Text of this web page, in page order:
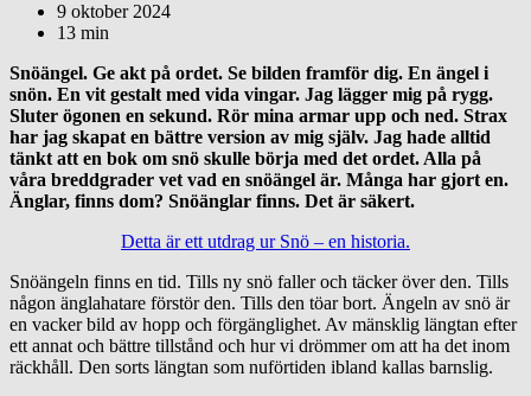
9 oktober 2024
13 min
Snöängel. Ge akt på ordet. Se bilden framför dig. En ängel i
snön. En vit gestalt med vida vingar. Jag lägger mig på rygg.
Sluter ögonen en sekund. Rör mina armar upp och ned. Strax
har jag skapat en bättre version av mig själv. Jag hade alltid
tänkt att en bok om snö skulle börja med det ordet. Alla på
våra breddgrader vet vad en snöängel är. Många har gjort en.
Änglar, finns dom? Snöänglar finns. Det är säkert.
Detta är ett utdrag ur Snö – en historia.
Snöängeln finns en tid. Tills ny snö faller och täcker över den. Tills
någon änglahatare förstör den. Tills den töar bort. Ängeln av snö är
en vacker bild av hopp och förgänglighet. Av mänsklig längtan efter
ett annat och bättre tillstånd och hur vi drömmer om att ha det inom
räckhåll. Den sorts längtan som nuförtiden ibland kallas barnslig.